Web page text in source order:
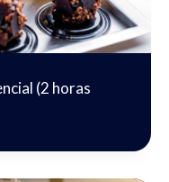
(2 horas